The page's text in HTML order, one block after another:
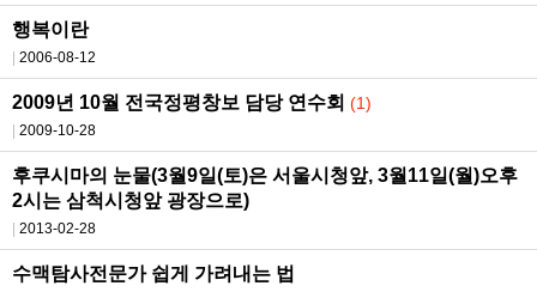
행복이란
2006-08-12
2009년 10월 전국정평창보 담당 연수회 (1)
2009-10-28
후쿠시마의 눈물(3월9일(토)은 서울시청앞, 3월11일(월)오후
2시는 삼척시청앞 광장으로)
2013-02-28
수맥탐사전문가 쉽게 가려내는 법